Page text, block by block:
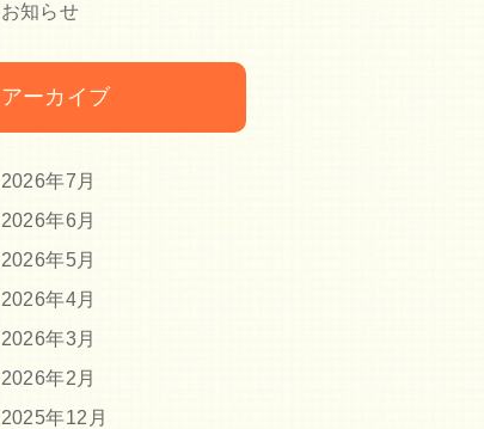
お知らせ
アーカイブ
2026年7月
2026年6月
2026年5月
2026年4月
2026年3月
2026年2月
2025年12月